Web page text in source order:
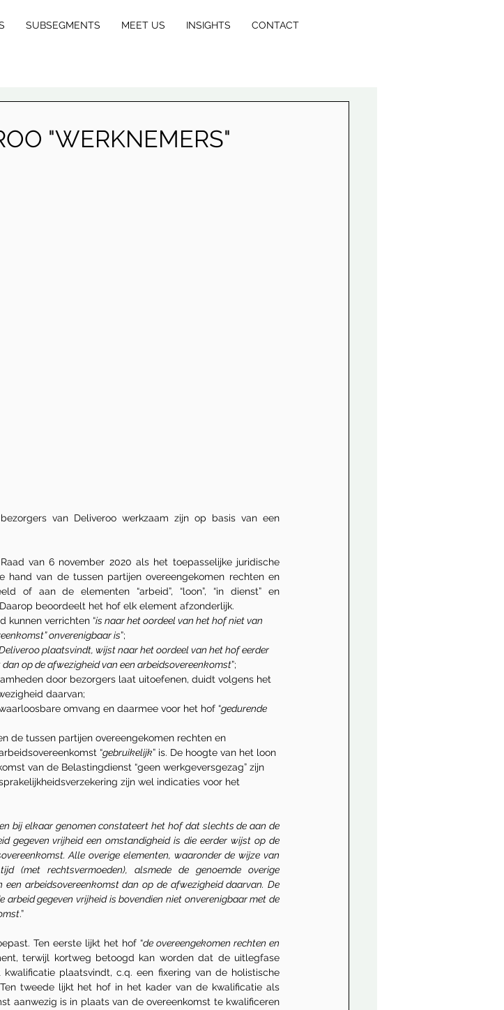
SUBSEGMENTS MEET US INSIGHTS CONTACT
"WERKNEMERS"
van Deliveroo werkzaam zijn op basis van een
van 6 november 2020 als het toepasselijke juridische
hand van de tussen partijen overeengekomen rechten en
of aan de elementen “arbeid”, “loon”, “in dienst” en
beoordeelt het hof elk element afzonderlijk.
kunnen verrichten “is naar het oordeel van het hof niet van
onverenigbaar is”;
plaatsvindt, wijst naar het oordeel van het hof eerder
op de afwezigheid van een arbeidsovereenkomst”;
door bezorgers laat uitoefenen, duidt volgens het
daarvan;
omvang en daarmee voor het hof “gedurende
de tussen partijen overeengekomen rechten en
“gebruikelijk” is. De hoogte van het loon
van de Belastingdienst “geen werkgeversgezag” zijn
zijn wel indicaties voor het
bij elkaar genomen constateert het hof dat slechts de aan de
gegeven vrijheid een omstandigheid is die eerder wijst op de
Alle overige elementen, waaronder de wijze van
(met rechtsvermoeden), alsmede de genoemde overige
arbeidsovereenkomst dan op de afwezigheid daarvan. De
gegeven vrijheid is bovendien niet onverenigbaar met de
.”
Ten eerste lijkt het hof “de overeengekomen rechten en
terwijl kortweg betoogd kan worden dat de uitlegfase
plaatsvindt, c.q. een fixering van de holistische
tweede lijkt het hof in het kader van de kwalificatie als
aanwezig is in plaats van de overeenkomst te kwalificeren